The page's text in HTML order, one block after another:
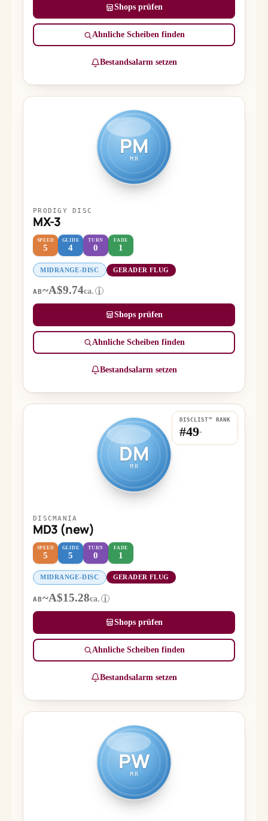
Shops prüfen
Ähnliche Scheiben finden
Bestandsalarm setzen
PM
MR
PRODIGY DISC
MX-3
SPEED
5
GLIDE
4
TURN
0
FADE
1
MIDRANGE-DISC GERADER FLUG
AB~A$9.74ca. i
Shops prüfen
Ähnliche Scheiben finden
Bestandsalarm setzen
DM
MR
DISCLIST™ RANK
#49-
DISCMANIA
MD3 (new)
SPEED
5
GLIDE
5
TURN
0
FADE
1
MIDRANGE-DISC GERADER FLUG
AB~A$15.28ca. i
Shops prüfen
Ähnliche Scheiben finden
Bestandsalarm setzen
PW
MR